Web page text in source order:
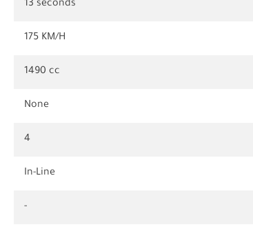
13 seconds
175 KM/H
1490 cc
None
4
In-Line
-